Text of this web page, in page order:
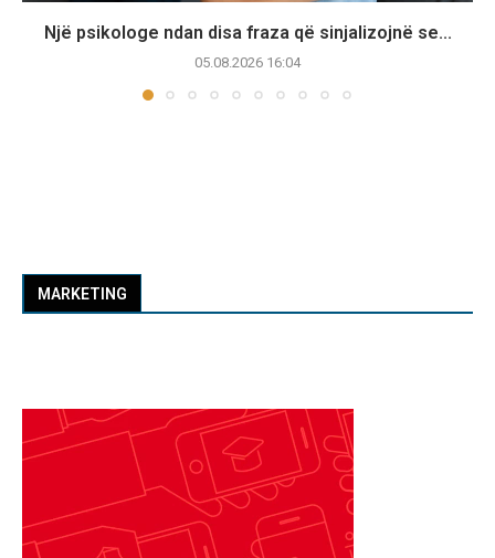
Një psikologe ndan disa fraza që sinjalizojnë se...
05.08.2026 16:04
MARKETING